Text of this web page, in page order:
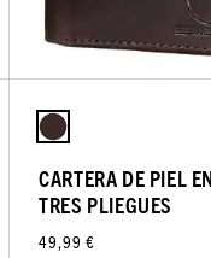
CARTERA DE PIEL
TRES PLIEGUES
49,99 €